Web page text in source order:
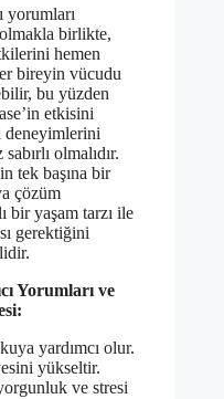
yorumları
birlikte,
hemen
bireyin vücudu
bu yüzden
etkisini
deneyimlerini
olmalıdır.
tek başına bir
çözüm
bir yaşam tarzı ile
gerektiğini
Yorumları ve
yardımcı olur.
yükseltir.
ve stresi